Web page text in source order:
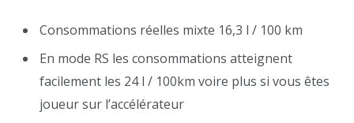
Consommations réelles mixte 16,3 l / 100 km
En mode RS les consommations atteignent
facilement les 24 l / 100km voire plus si vous êtes
joueur sur l’accélérateur